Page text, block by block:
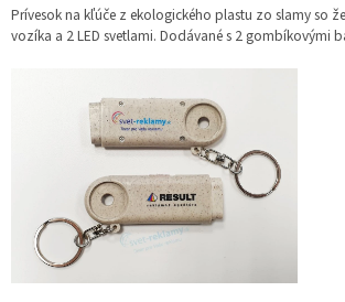
Prívesok na kľúče z ekologického plastu zo slamy so
vozíka a 2 LED svetlami. Dodávané s 2 gombíkovými